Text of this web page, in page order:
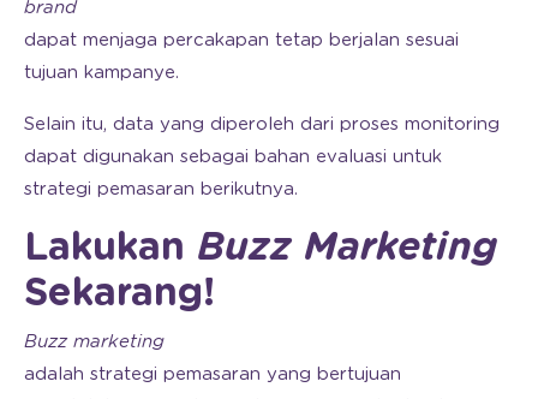
brand
dapat menjaga percakapan tetap berjalan sesuai
tujuan kampanye.
Selain itu, data yang diperoleh dari proses monitoring
dapat digunakan sebagai bahan evaluasi untuk
strategi pemasaran berikutnya.
Lakukan Buzz Marketing
Sekarang!
Buzz marketing
adalah strategi pemasaran yang bertujuan